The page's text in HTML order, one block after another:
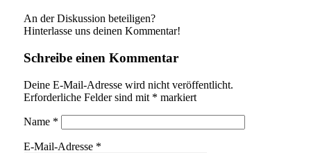
An der Diskussion beteiligen?
Hinterlasse uns deinen Kommentar!
Schreibe einen Kommentar
Deine E-Mail-Adresse wird nicht veröffentlicht.
Erforderliche Felder sind mit * markiert
Name *
E-Mail-Adresse *